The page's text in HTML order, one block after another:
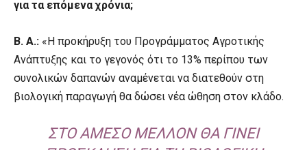
για τα επόμενα χρόνια;
Β. Α.: «Η προκήρυξη του Προγράμματος Αγροτικής
Ανάπτυξης και το γεγονός ότι το 13% περίπου των
συνολικών δαπανών αναμένεται να διατεθούν στη
βιολογική παραγωγή θα δώσει νέα ώθηση στον κλάδο.
ΣΤΟ ΆΜΕΣΟ ΜΈΛΛΟΝ ΘΑ ΓΊΝΕΙ